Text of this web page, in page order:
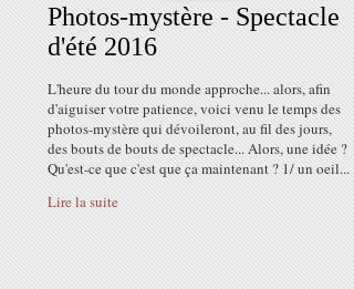
Photos-mystère - Spectacle
d'été 2016
L'heure du tour du monde approche... alors, afin
d'aiguiser votre patience, voici venu le temps des
photos-mystère qui dévoileront, au fil des jours,
des bouts de bouts de spectacle... Alors, une idée ?
Qu'est-ce que c'est que ça maintenant ? 1/ un oeil...
Lire la suite